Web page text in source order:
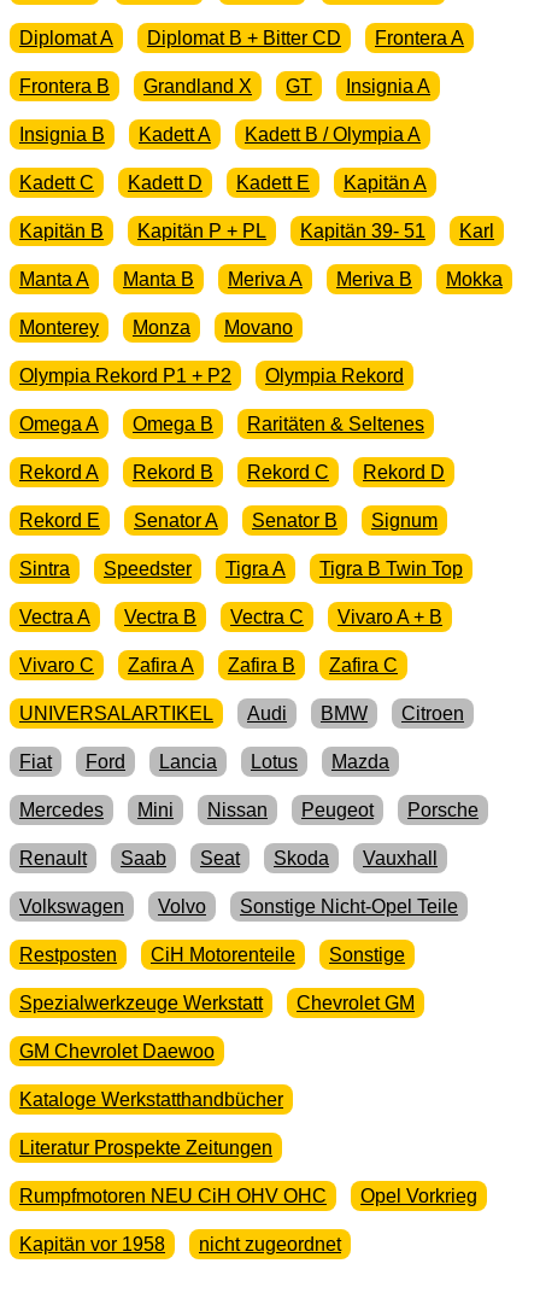
Diplomat A Diplomat B + Bitter CD Frontera A
Frontera B Grandland X GT Insignia A
Insignia B Kadett A Kadett B / Olympia A
Kadett C Kadett D Kadett E Kapitän A
Kapitän B Kapitän P + PL Kapitän 39- 51 Karl
Manta A Manta B Meriva A Meriva B Mokka
Monterey Monza Movano
Olympia Rekord P1 + P2 Olympia Rekord
Omega A Omega B Raritäten & Seltenes
Rekord A Rekord B Rekord C Rekord D
Rekord E Senator A Senator B Signum
Sintra Speedster Tigra A Tigra B Twin Top
Vectra A Vectra B Vectra C Vivaro A + B
Vivaro C Zafira A Zafira B Zafira C
UNIVERSALARTIKEL Audi BMW Citroen
Fiat Ford Lancia Lotus Mazda
Mercedes Mini Nissan Peugeot Porsche
Renault Saab Seat Skoda Vauxhall
Volkswagen Volvo Sonstige Nicht-Opel Teile
Restposten CiH Motorenteile Sonstige
Spezialwerkzeuge Werkstatt Chevrolet GM
GM Chevrolet Daewoo
Kataloge Werkstatthandbücher
Literatur Prospekte Zeitungen
Rumpfmotoren NEU CiH OHV OHC Opel Vorkrieg
Kapitän vor 1958 nicht zugeordnet